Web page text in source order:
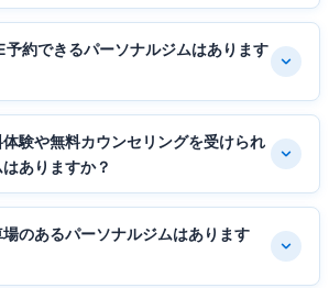
予約できるパーソナルジムはあります
験や無料カウンセリングを受けられ
ありますか？
のあるパーソナルジムはあります